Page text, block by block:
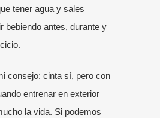
tener agua y sales
bebiendo antes, durante y
consejo: cinta sí, pero con
entrenar en exterior
la vida. Si podemos